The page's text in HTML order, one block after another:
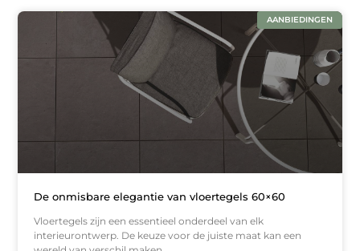
AANBIEDINGEN
De onmisbare elegantie van vloertegels 60×60
Vloertegels zijn een essentieel onderdeel van elk
interieurontwerp. De keuze voor de juiste maat kan een